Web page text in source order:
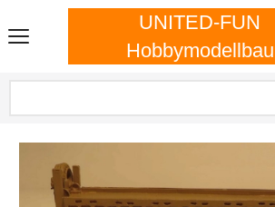
UNITED-FUN
Hobbymodellbau